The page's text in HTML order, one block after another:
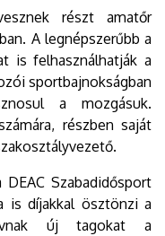
részt amatőr
A legnépszerűbb a
is felhasználhatják a
sportbajnokságban
a mozgásuk.
részben saját
Szabadidősport
is díjakkal ösztönzi a
új tagokat a